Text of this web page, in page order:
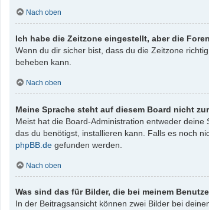
Nach oben
Ich habe die Zeitzone eingestellt, aber die
Wenn du dir sicher bist, dass du die Zeitzone
beheben kann.
Nach oben
Meine Sprache steht auf diesem Board nicht
Meist hat die Board-Administration entweder
das du benötigst, installieren kann. Falls es noch
phpBB.de gefunden werden.
Nach oben
Was sind das für Bilder, die bei meinem
In der Beitragsansicht können zwei Bilder bei